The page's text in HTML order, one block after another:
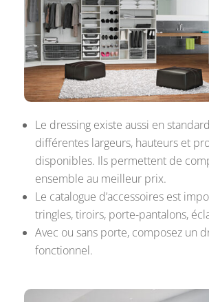
Le dressing existe aussi en
différentes largeurs, hauteurs et
disponibles. Ils permettent de
ensemble au meilleur prix.
Le catalogue d’accessoires est
tringles, tiroirs, porte-pantalons,
Avec ou sans porte, composez un
fonctionnel.